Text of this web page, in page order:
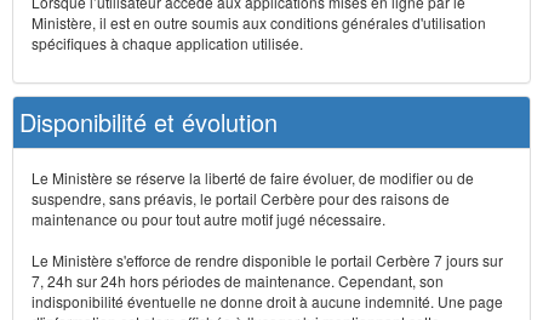
Ministère, il est en outre soumis aux conditions générales d'utilisation
spécifiques à chaque application utilisée.
Disponibilité et évolution
Le Ministère se réserve la liberté de faire évoluer, de modifier ou de
suspendre, sans préavis, le portail Cerbère pour des raisons de
maintenance ou pour tout autre motif jugé nécessaire.
Le Ministère s'efforce de rendre disponible le portail Cerbère 7 jours sur
7, 24h sur 24h hors périodes de maintenance. Cependant, son
indisponibilité éventuelle ne donne droit à aucune indemnité. Une page